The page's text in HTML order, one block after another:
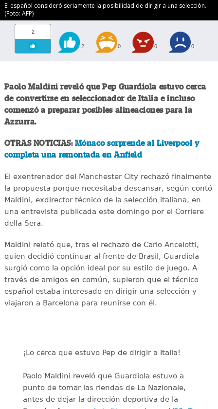
El español consideró seriamente la posibilidad de dirigir a una selección.
(Foto: AFP)
2
2 0 0 0
Paolo Maldini reveló que Pep Guardiola estuvo cerca
de convertirse en seleccionador de Italia e incluso
comenzó a preparar posibles alineaciones para la
Azzurra.
OTRAS NOTICIAS: Mónaco sorprende al Liverpool y
completa una remontada en Anfield
El exentrenador del Manchester City rechazó finalmente
la propuesta porque necesitaba descansar, según contó
Maldini, exdirector técnico de la selección italiana, en
una entrevista publicada este domingo por el Corriere
della Sera.
Maldini relató que, tras el rechazo de Carlo Ancelotti,
quien decidió continuar al frente de Brasil, Guardiola
surgió como la opción ideal por su estilo de juego. A
través de amigos en común, supieron que el técnico
español estaba interesado en dirigir una selección y
viajaron a Barcelona para reunirse con él.
¡Lo cerca que estuvo Pep de dirigir a Italia!
Paolo Maldini reveló que Guardiola estuvo a
punto de tomar las riendas de La Nazionale,
antes de dejar la dirección deportiva de la